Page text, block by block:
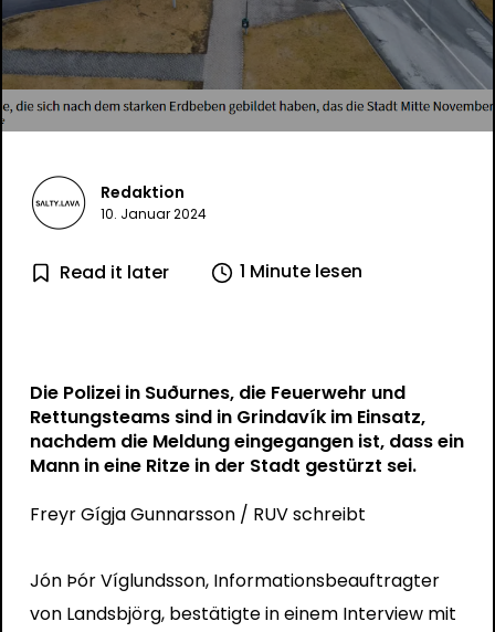
Redaktion
10. Januar 2024
Read it later 1 Minute lesen
Die Polizei in Suðurnes, die Feuerwehr und
Rettungsteams sind in Grindavík im Einsatz,
nachdem die Meldung eingegangen ist, dass ein
Mann in eine Ritze in der Stadt gestürzt sei.
Freyr Gígja Gunnarsson/ RUV schreibt
Jón Þór Víglundsson, Informationsbeauftragter
von Landsbjörg, bestätigte in einem Interview mit